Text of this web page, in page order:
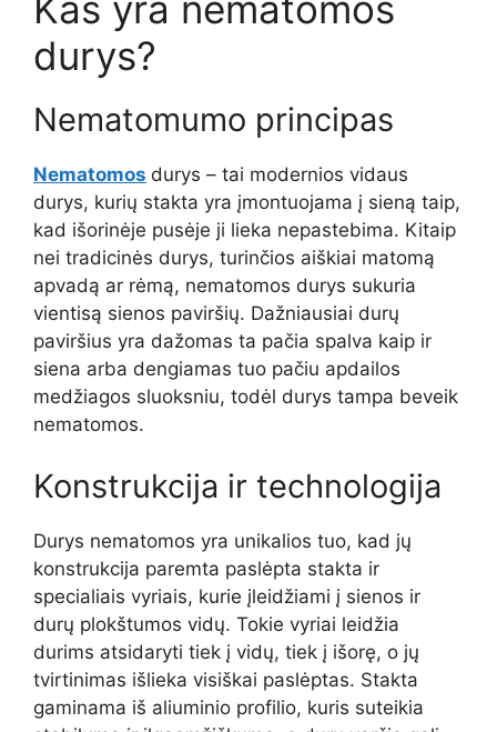
durys?
Nematomumo principas
Nematomos durys – tai modernios vidaus
durys, kurių stakta yra įmontuojama į sieną taip,
kad išorinėje pusėje ji lieka nepastebima. Kitaip
nei tradicinės durys, turinčios aiškiai matomą
apvadą ar rėmą, nematomos durys sukuria
vientisą sienos paviršių. Dažniausiai durų
paviršius yra dažomas ta pačia spalva kaip ir
siena arba dengiamas tuo pačiu apdailos
medžiagos sluoksniu, todėl durys tampa beveik
nematomos.
Konstrukcija ir technologija
Durys nematomos yra unikalios tuo, kad jų
konstrukcija paremta paslėpta stakta ir
specialiais vyriais, kurie įleidžiami į sienos ir
durų plokštumos vidų. Tokie vyriai leidžia
durims atsidaryti tiek į vidų, tiek į išorę, o jų
tvirtinimas išlieka visiškai paslėptas. Stakta
gaminama iš aliuminio profilio, kuris suteikia